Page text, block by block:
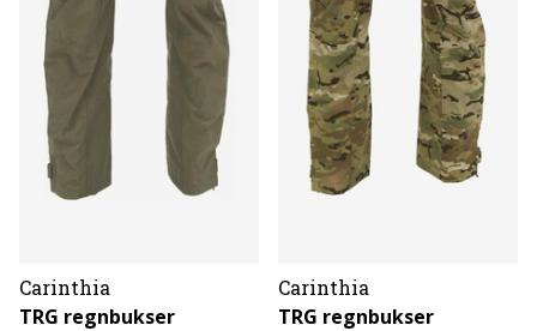
Carinthia
TRG regnbukser
Carinthia
TRG regnbukser